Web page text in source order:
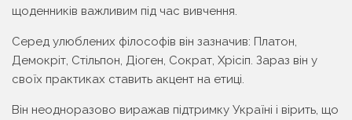
щоденників важливим під час вивчення.
Серед улюблених філософів він зазначив: Платон,
Демокріт, Стільпон, Діоген, Сократ, Хрісіп. Зараз він у
своїх практиках ставить акцент на етиці.
Він неодноразово виражав підтримку Україні і вірить, що